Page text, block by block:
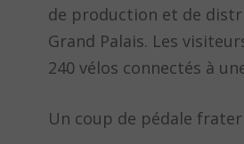
de production et de
Grand Palais. Les
240 vélos connectés à
Un coup de pédale